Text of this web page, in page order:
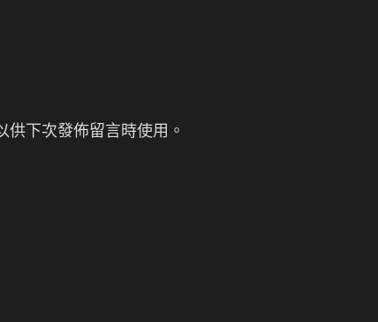
下次發佈留言時使用。